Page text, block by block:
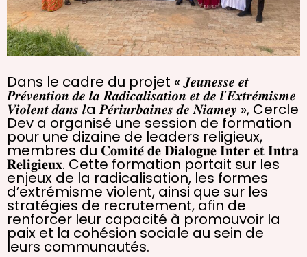
Dans le cadre du projet « 𝑱𝒆𝒖𝒏𝒆𝒔𝒔𝒆 𝒆𝒕
𝑷𝒓𝒆́𝒗𝒆𝒏𝒕𝒊𝒐𝒏 𝒅𝒆 𝒍𝒂 𝑹𝒂𝒅𝒊𝒄𝒂𝒍𝒊𝒔𝒂𝒕𝒊𝒐𝒏 𝒆𝒕 𝒅𝒆 𝒍’𝑬𝒙𝒕𝒓𝒆́𝒎𝒊𝒔𝒎𝒆
𝑽𝒊𝒐𝒍𝒆𝒏𝒕 𝒅𝒂𝒏𝒔 𝒍a 𝑷𝒆́𝒓𝒊𝒖𝒓𝒃𝒂𝒊𝒏𝒆𝒔 𝒅𝒆 𝑵𝒊𝒂𝒎𝒆𝒚 », Cercle
Dev a organisé une session de formation
pour une dizaine de leaders religieux,
membres du 𝐂𝐨𝐦𝐢𝐭𝐞́ 𝐝𝐞 𝐃𝐢𝐚𝐥𝐨𝐠𝐮𝐞 𝐈𝐧𝐭𝐞𝐫 𝐞𝐭 𝐈𝐧𝐭𝐫𝐚
𝐑𝐞𝐥𝐢𝐠𝐢𝐞𝐮𝐱. Cette formation portait sur les
enjeux de la radicalisation, les formes
d’extrémisme violent, ainsi que sur les
stratégies de recrutement, afin de
renforcer leur capacité à promouvoir la
paix et la cohésion sociale au sein de
leurs communautés.